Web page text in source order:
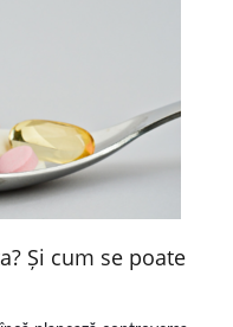
Și cum se poate